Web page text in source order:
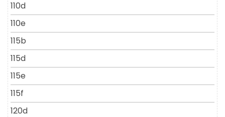
110d
110e
115b
115d
115e
115f
120d